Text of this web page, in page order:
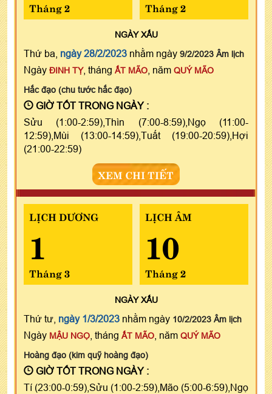
Tháng 2 Tháng 2
NGÀYXẤU
Thứ ba, ngày 28/2/2023 nhằm ngày 9/2/2023 Âm lịch
Ngày ĐINH TỴ, tháng ẤT MÃO , năm QUÝ MÃO
Hắc đạo (chu tước hắc đạo)
GIỜ TỐT TRONG NGÀY :
Sửu (1:00-2:59),Thìn (7:00-8:59),Ngọ (11:00-
12:59),Mùi (13:00-14:59),Tuất (19:00-20:59),Hợi
(21:00-22:59)
XEM CHI TIẾT
LỊCH DƯƠNG
1
Tháng 3
LỊCH ÂM
10
Tháng 2
NGÀYXẤU
Thứ tư, ngày 1/3/2023 nhằm ngày 10/2/2023 Âm lịch
Ngày MẬU NGỌ , tháng ẤT MÃO , năm QUÝ MÃO
Hoàng đạo (kim quỹ hoàng đạo)
GIỜ TỐT TRONG NGÀY :
Tí (23:00-0:59),Sửu (1:00-2:59),Mão (5:00-6:59),Ngọ